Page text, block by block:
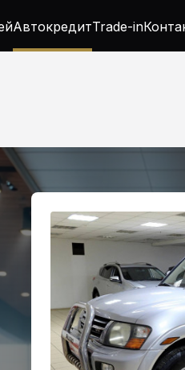
АвтокредитTrade-in